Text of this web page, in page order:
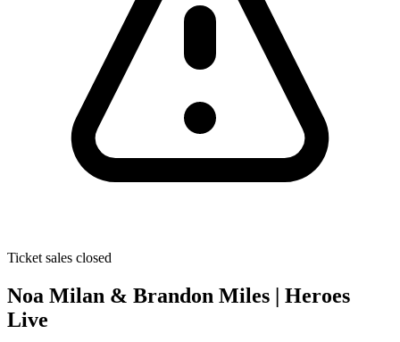
Ticket sales closed
Noa Milan & Brandon Miles | Heroes
Live